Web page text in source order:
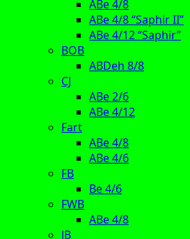
ABe 4/8
ABe 4/8 “Saphir II”
ABe 4/12 “Saphir”
BOB
ABDeh 8/8
CJ
ABe 2/6
ABe 4/12
Fart
ABe 4/8
ABe 4/6
FB
Be 4/6
FWB
ABe 4/8
JB